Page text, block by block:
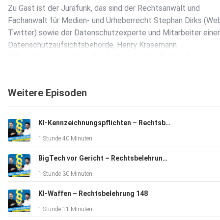
Zu Gast ist der Jurafunk, das sind der Rechtsanwalt und
Fachanwalt für Medien- und Urheberrecht Stephan Dirks
Twitter) sowie der Datenschutzexperte und Mitarbeiter einer
Datenschutzaufsichtsbehörde, Henry Krasemann
und Schadensersatzforderungen gegenüber
die Wiedergeburt einem Erbanfall entgegensteht.
Selbstverständlich klären wir auch, ob der Weihnachtsmann die
DSGVO beachten muss, welche Aufsichtsbehörde für ihn
Weitere Episoden
KI-Kennzeichnungspflichten – Rechtsbelehrung 150
1 Stunde 40 Minuten
BigTech vor Gericht – Rechtsbelehrung 149
1 Stunde 30 Minuten
KI-Waffen – Rechtsbelehrung 148
1 Stunde 11 Minuten